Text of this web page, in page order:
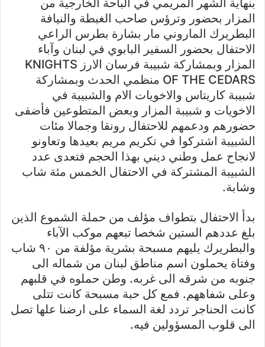
بنهاية الشهر المريمي في الباحة الخارجية من
المزار بحضور وترؤس صاحب الغبطة والنيافة
البطريرك الماروني مار بشارة بطرس الراعي
الاحتفال بحضور السفير البابوي في لبنان وآباء
المزار وبمشاركة شبيبة فرسان الارز KNIGHTS
OF THE CEDARS منظمي الحدث وبمشاركة
شبيبة كاريتاس والاخويات الام والشبيبة في
الاخويات و شبيبة المزار وبعض المتطوعين فأضفى
حضورهم ودعمهم للاحتفال رونقا وجمالا مئات
الشبيبة اشتركوا في تكريم مريم بعيدها وتعاونو
لانجاح عمل وطني ديني بهذا الحجم فتعدى عدد
الشبيبة المشتركة في الاحتفال الخمس مئة شاب
وشابة.
بدأ الاحتفال بتطواف مؤلف من حملة الشموع الذين
بلغ عددهم الستين شخصا تبعهم موكب الآباء
والبطريرك يليهم مسبحة بشرية مؤلفة من ٩٠ شاب
وفتاة يحملون اسم مناطق لبنان من شماله الى
جنوبه من شرقه الى غربه. وطن حملوه في قلبهم
وعلى شفاههم. فمع كل حبة مسبحة كانت تتلى
كانت الحناجر تردد لغة السماء على ارضنا علها تصل
الى قلوب المسؤولين فيه.